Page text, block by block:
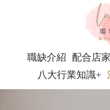
職缺介紹 配合店家
八大行業知識+